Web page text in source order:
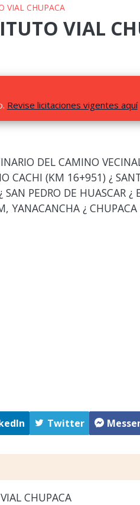
VIAL CHUPACA
VIAL
Revise licitaciones vigentes aquí
DEL CAMINO
CACHI (KM 16+951) ¿
PEDRO DE HUASCAR ¿
YANACANCHA ¿ CHUPACA
Twitter
CHUPACA